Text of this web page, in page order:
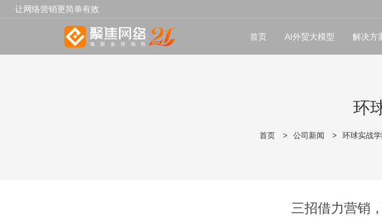
让网络营销更简单有效
首页 AI外贸大模型 解决方
环
首页 > 公司新闻 > 环球实战
三招借力营销